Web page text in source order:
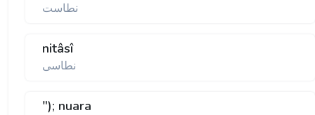
نطاست
nitâsî
نطاسی
"); nuara